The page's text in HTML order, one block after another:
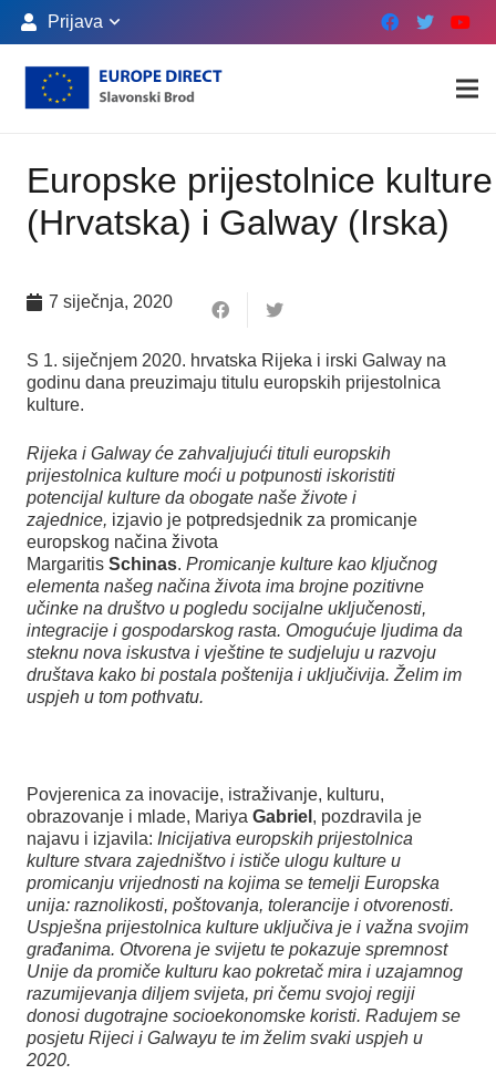
Prijava
Europske prijestolnice
(Hrvatska) i Galway (Irska)
7 siječnja, 2020
S 1. siječnjem 2020. hrvatska Rijeka i irski Galway na
godinu dana preuzimaju titulu europskih prijestolnica
kulture.
Rijeka i Galway će zahvaljujući tituli europskih
prijestolnica kulture moći u potpunosti iskoristiti
potencijal kulture da obogate naše živote i
zajednice, izjavio je potpredsjednik za promicanje
europskog načina života
Margaritis Schinas. Promicanje kulture kao ključnog
elementa našeg načina života ima brojne pozitivne
učinke na društvo u pogledu socijalne uključenosti,
integracije i gospodarskog rasta. Omogućuje ljudima da
steknu nova iskustva i vještine te sudjeluju u razvoju
društava kako bi postala poštenija i uključivija. Želim im
uspjeh u tom pothvatu.
Povjerenica za inovacije, istraživanje, kulturu,
obrazovanje i mlade, Mariya Gabriel , pozdravila je
najavu i izjavila: Inicijativa europskih prijestolnica
kulture stvara zajedništvo i ističe ulogu kulture u
promicanju vrijednosti na kojima se temelji Europska
unija: raznolikosti, poštovanja, tolerancije i otvorenosti.
Uspješna prijestolnica kulture uključiva je i važna svojim
građanima. Otvorena je svijetu te pokazuje spremnost
Unije da promiče kulturu kao pokretač mira i uzajamnog
razumijevanja diljem svijeta, pri čemu svojoj regiji
donosi dugotrajne socioekonomske koristi. Radujem se
posjetu Rijeci i Galwayu te im želim svaki uspjeh u
2020.